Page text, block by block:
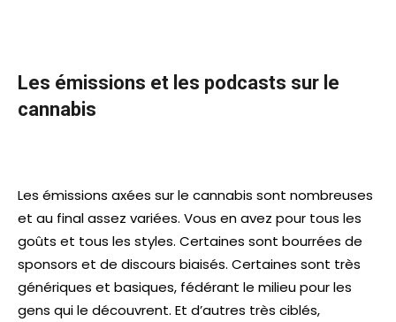
Les émissions et les podcasts sur le
cannabis
Les émissions axées sur le cannabis sont nombreuses
et au final assez variées. Vous en avez pour tous les
goûts et tous les styles. Certaines sont bourrées de
sponsors et de discours biaisés. Certaines sont très
génériques et basiques, fédérant le milieu pour les
gens qui le découvrent. Et d’autres très ciblés,